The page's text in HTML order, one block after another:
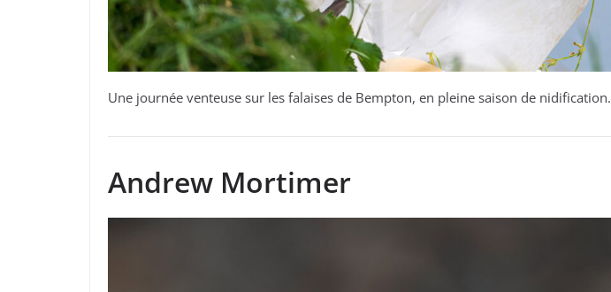
Une journée venteuse sur les falaises de Bempton, en pleine saison de nidification.
Andrew Mortimer